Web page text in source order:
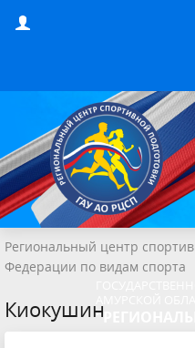
Региональный центр
Федерации по видам спорта
Киокушин